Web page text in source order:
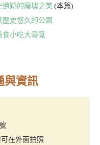
遺跡的廢墟之美(本篇)
歷史悠久的公園
食小吃大尋覓
與資訊
在外面拍照